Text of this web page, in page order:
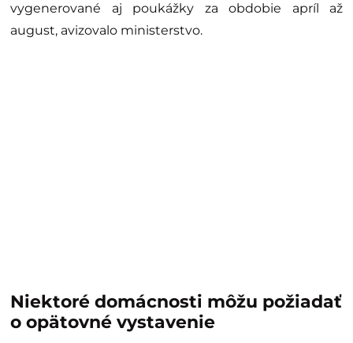
vygenerované aj poukážky za obdobie apríl až
august, avizovalo ministerstvo.
Niektoré domácnosti môžu požiadať
o opätovné vystavenie